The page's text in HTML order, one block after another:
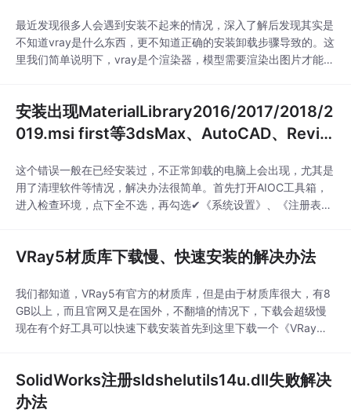
最近发现很多人会遇到安装不起来的情况，深入了解后发现其实是
不知道vray是什么东西，更不知道正确的安装卸载步骤导致的。这
里我们简单说明下，vray是个渲染器，模型需要渲染出图片才能保
只要正确理解很多问题都能顺利解决的。安装首先打开vray管理器
点击“安装”按钮第一个按钮选择正确
安装出现MaterialLibrary2016/2017/2018/2
019.msi first等3dsMax、AutoCAD、Revi
这个错误一般在已经安装过，不正常卸载的电脑上会出现，尤其是
用了清理软件等情况，解决办法很简单。首先打开AIOC工具箱，
进入检查环境，点下全不选，再勾选✔《系统设置》、《注册表及
通卸载并且勾选✔《卸载附加组件》，再点击开始卸载，按提示操
VRay5材质库下载慢、快速安装的解决办法
我们都知道，VRay5有官方的材质库，但是由于材质库很大，有8
GB以上，而且官网又是在国外，不翻墙的情况下，下载会超级慢
现在有个好工具可以快速下载安装首先到这里下载一个《VRay管
Max2021，再选择 V-Ray 5（其实只要是VRay5版本的都行，这
里举
SolidWorks注册sldshelutils14u.dll失败解决
办法